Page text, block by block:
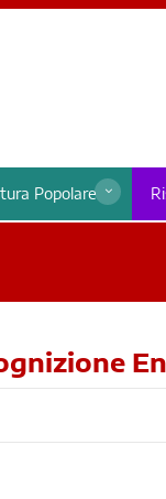
Popolare